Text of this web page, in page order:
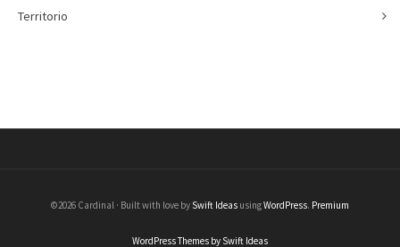
Territorio
©2026 Cardinal · Built with love by Swift Ideas usingWordPress. Premium
WordPress Themes by Swift Ideas